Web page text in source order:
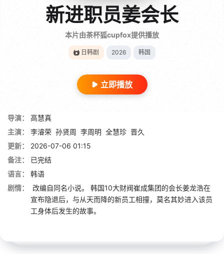
新进职员姜会长
本片由茶杯狐cupfox提供播放
日韩剧 2026 韩国
立即播放
导演：
高慧真
主演：
李濬荣 孙贤周 李周明 全慧珍 晋久
更新：
2026-07-06 01:15
备注：
已完结
语言：
韩语
剧情：
改编自同名小说。 韩国10大财阀崔成集团的会长姜龙浩在
宣布隐退后，与从天而降的新员工相撞，莫名其妙进入该员
工身体后发生的故事。